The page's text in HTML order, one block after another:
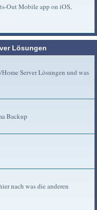
Out Mobile app on iOS,
Lösungen
Server Lösungen und was
Backup
nach was die anderen